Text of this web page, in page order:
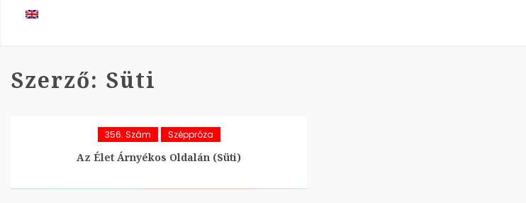
Szerző: Süti
356. Szám Széppróza
Az Élet Árnyékos Oldalán (Süti)